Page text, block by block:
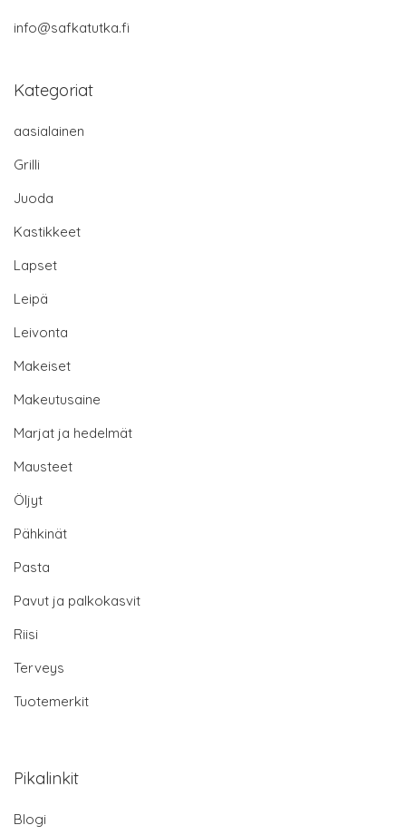
info@safkatutka.fi
Kategoriat
aasialainen
Grilli
Juoda
Kastikkeet
Lapset
Leipä
Leivonta
Makeiset
Makeutusaine
Marjat ja hedelmät
Mausteet
Öljyt
Pähkinät
Pasta
Pavut ja palkokasvit
Riisi
Terveys
Tuotemerkit
Pikalinkit
Blogi